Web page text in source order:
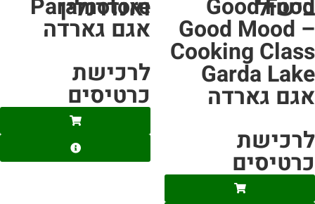
Good
Good Mood
Cooking
Garda
גארדה
ואנדרנלין
Paramotore
אגם גארדה
לרכישת
כרטיסים